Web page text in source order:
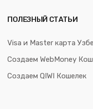
ПОЛЕЗНЫЙ СТАТЬИ
Visa и Master карта
Создаем WebMoney
Создаем QIWI Кошелек